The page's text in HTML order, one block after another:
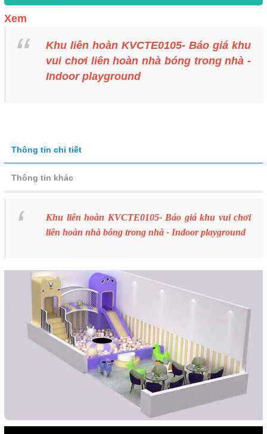
Xem
Khu liên hoàn KVCTE0105- Báo giá khu
vui chơi liên hoàn nhà bóng trong nhà -
Indoor playground
Thông tin chi tiết
Thông tin khác
Khu liên hoàn KVCTE0105- Báo giá khu vui chơi
liên hoàn nhà bóng trong nhà - Indoor playground